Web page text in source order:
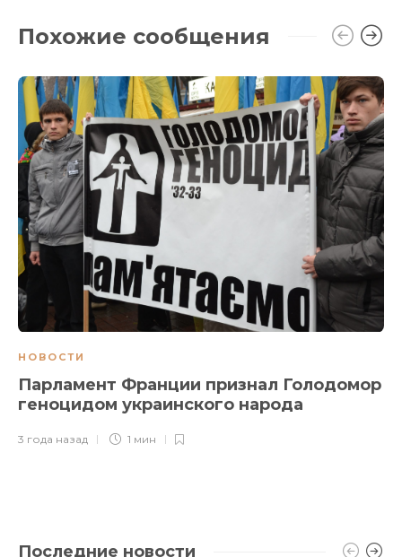
Похожие сообщения
НОВОСТИ
Парламент Франции признал Голодомор
геноцидом украинского народа
3 года назад 1 мин
Последние новости